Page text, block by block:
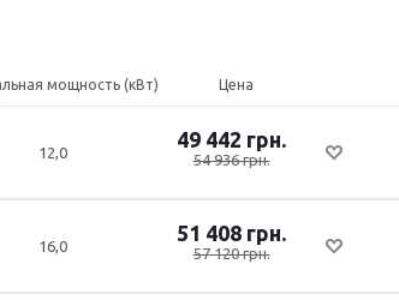
мощность (кВт) Цена
12,0
49 442 грн.
54 936 грн.
16,0
51 408 грн.
57 120 грн.